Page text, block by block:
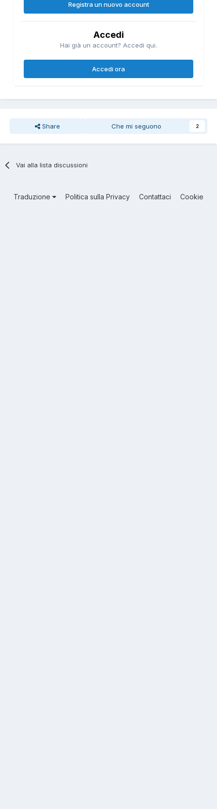
Registra un nuovo account
Accedi
Hai già un account? Accedi qui.
Accedi ora
Share Che mi seguono 2
Vai alla lista discussioni
Traduzione Politica sulla Privacy Contattaci Cookie